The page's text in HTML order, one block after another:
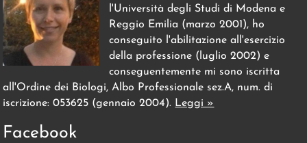
l'Università degli Studi di Modena e
Reggio Emilia (marzo 2001), ho
conseguito l'abilitazione all'esercizio
della professione (luglio 2002) e
conseguentemente mi sono iscritta
all'Ordine dei Biologi, Albo Professionale sez.A, num. di
iscrizione: 053625 (gennaio 2004). Leggi »
Facebook